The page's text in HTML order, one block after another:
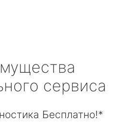
сервиса
Бесплатно!*